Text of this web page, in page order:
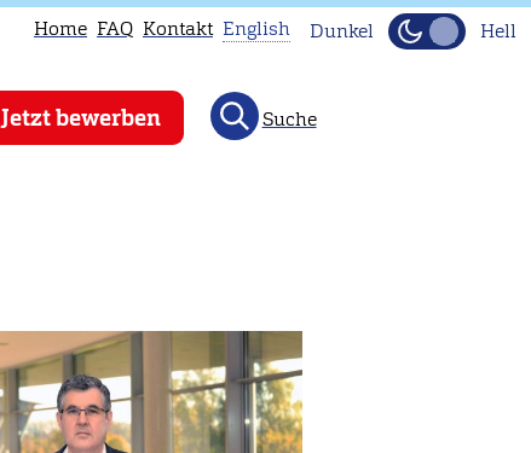
Home FAQ Kontakt
This
page
Head
to
our
English
English Dunkel Hell
Jetzt bewerben Suche